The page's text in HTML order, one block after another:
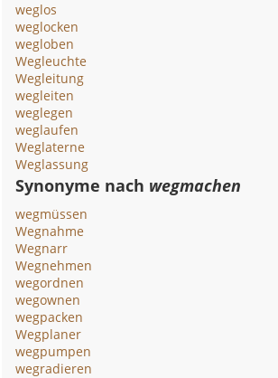
weglos
weglocken
wegloben
Wegleuchte
Wegleitung
wegleiten
weglegen
weglaufen
Weglaterne
Weglassung
Synonyme nach wegmachen
wegmüssen
Wegnahme
Wegnarr
Wegnehmen
wegordnen
wegownen
wegpacken
Wegplaner
wegpumpen
wegradieren